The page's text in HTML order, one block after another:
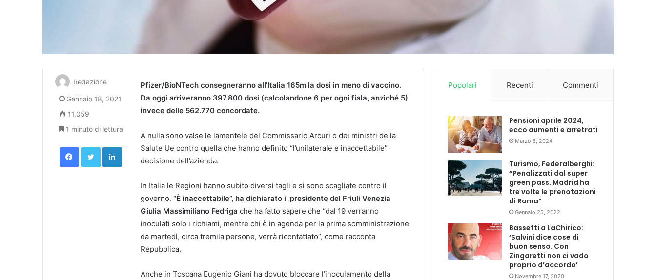
Pfizer/BioNTech consegneranno all’Italia 165mila dosi in meno di vaccino.
Da oggi arriveranno 397.800 dosi (calcolandone 6 per ogni fiala, anziché 5)
invece delle 562.770 concordate.
A nulla sono valse le lamentele del Commissario Arcuri o dei ministri della
Salute Ue contro quella che hanno definito “l’unilaterale e inaccettabile”
decisione dell’azienda.
In Italia le Regioni hanno subito diversi tagli e si sono scagliate contro il
governo. “È inaccettabile”, ha dichiarato il presidente del Friuli Venezia
Giulia Massimiliano Fedriga che ha fatto sapere che “dal 19 verranno
inoculati solo i richiami, mentre chi è in agenda per la prima somministrazione
da martedì, circa tremila persone, verrà ricontattato”, come racconta
Repubblica.
Anche in Toscana Eugenio Giani ha dovuto bloccare l’inoculamento della
Redazione
Gennaio 18, 2021
11.059
1 minuto di lettura
Facebook Twitter LinkedIn
Popolari Recenti Commenti
Pensioni aprile 2024,
ecco aumenti e arretrati
Marzo 8, 2024
Turismo, Federalberghi:
“Penalizzati dal super
green pass. Madrid ha
tre volte le prenotazioni
di Roma”
Gennaio 25, 2022
Bassetti a LaChirico:
‘Salvini dice cose di
buon senso. Con
Zingaretti non ci vado
proprio d’accordo’
Novembre 17, 2020